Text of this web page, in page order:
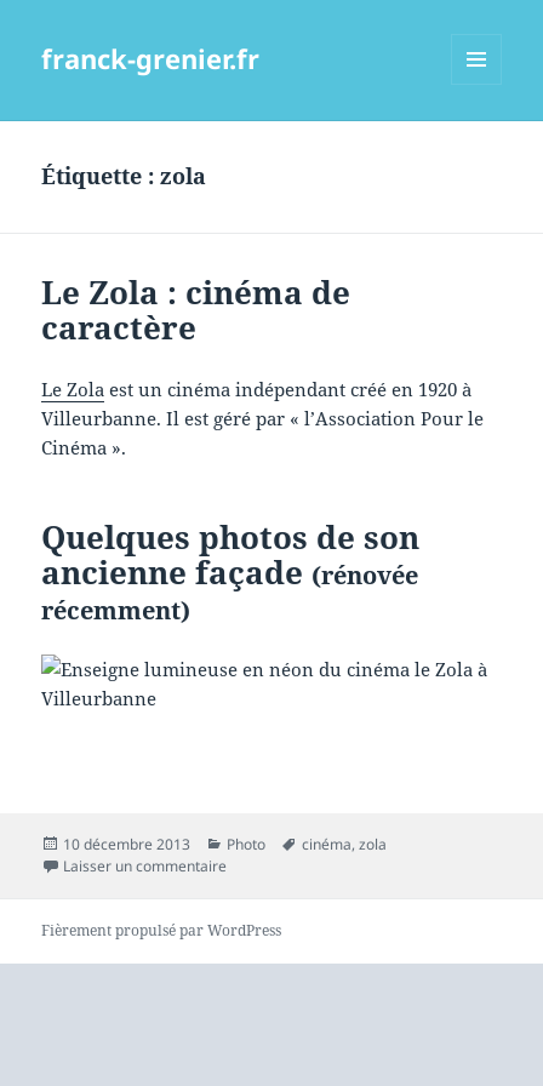
franck-grenier.fr
Étiquette :zola
Le Zola : cinéma de
caractère
Le Zola est un cinéma indépendant créé en 1920 à
Villeurbanne. Il est géré par « l’Association Pour le
Cinéma ».
Quelques photos de son
ancienne façade (rénovée
récemment)
Publié
le
10 décembre 2013 Catégories
Photo
Mots-
cinéma,zola
Laisser un commentaire
Fièrement propulsé par WordPress